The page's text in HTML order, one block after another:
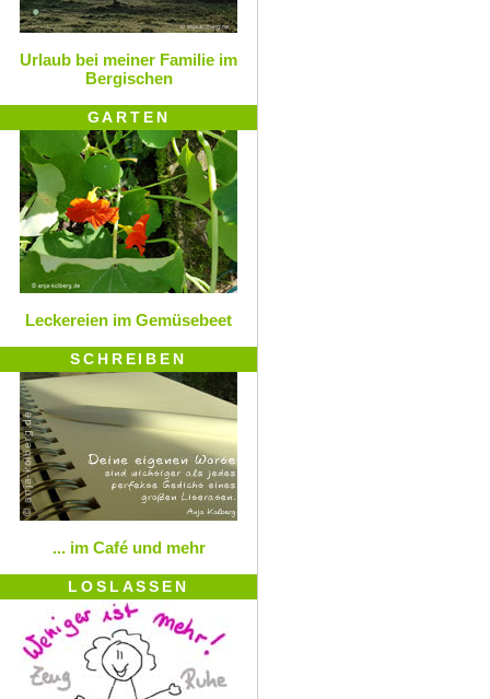
Urlaub bei meiner Familie im
Bergischen
GARTEN
Leckereien im Gemüsebeet
SCHREIBEN
... im Café und mehr
LOSLASSEN